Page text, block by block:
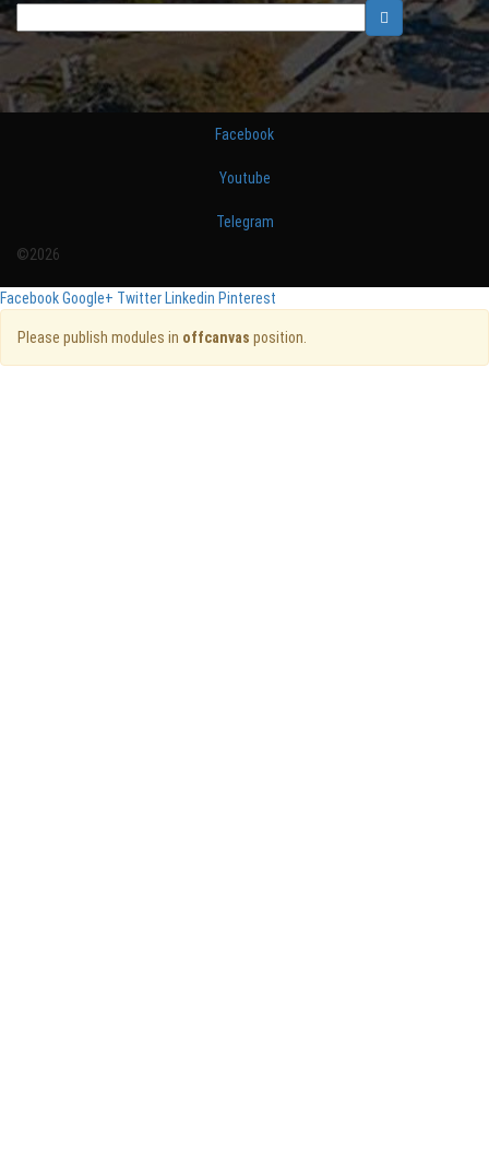
Facebook
Youtube
Telegram
©2026
FacebookGoogle+ TwitterLinkedin Pinterest
Please publish modules in offcanvas position.